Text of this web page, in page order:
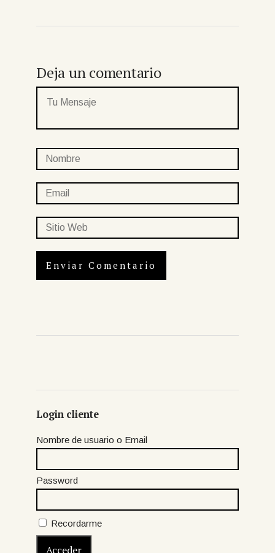
Deja un comentario
Login cliente
Nombre de usuario o Email
Password
Recordarme